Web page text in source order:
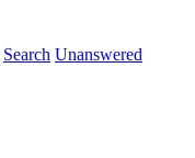
Search Unanswered